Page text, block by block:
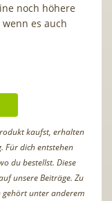
noch höhere
es auch
kaufst, erhalten
Für dich entstehen
du bestellst. Diese
unsere Beiträge. Zu
unter anderem